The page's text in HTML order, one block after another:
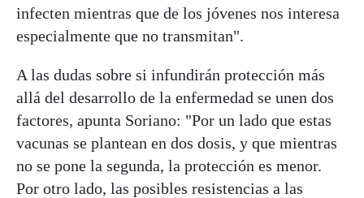
infecten mientras que de los jóvenes nos interesa
especialmente que no transmitan".
A las dudas sobre si infundirán protección más
allá del desarrollo de la enfermedad se unen dos
factores, apunta Soriano: "Por un lado que estas
vacunas se plantean en dos dosis, y que mientras
no se pone la segunda, la protección es menor.
Por otro lado, las posibles resistencias a las